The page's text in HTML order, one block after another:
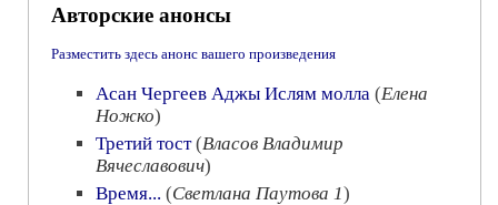
Авторские анонсы
Разместить здесь анонс вашего произведения
Асан Чергеев Аджы Ислям молла (Елена
Ножко)
Третий тост(Власов Владимир
Вячеславович)
Время... (Светлана Паутова 1)